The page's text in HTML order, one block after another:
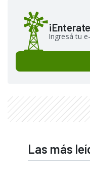
Ingresá tu
Las más